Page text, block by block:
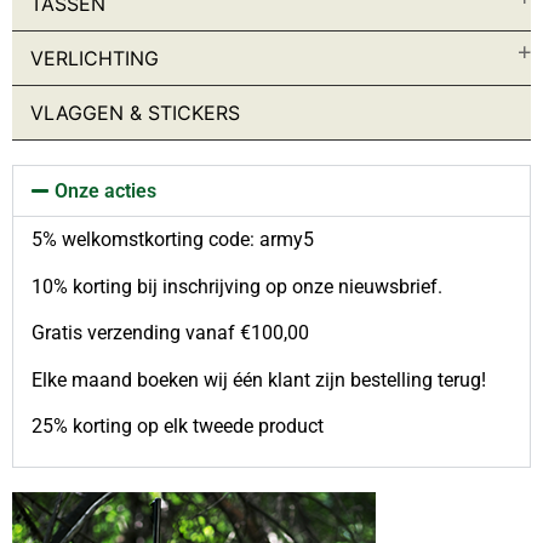
Baseball petten
Bivak
Brillen
Bush Hoed
Handschoenen
Helmen
Kinderen
Kleding accessoires
Mutsen
Veldpet & Baret
Bescherming
Tactical Vesten
Kleding accessoires
Ondergoed
Onderhoud
VERLICHTING
VLAGGEN & STICKERS
Onze acties
5% welkomstkorting code: army5
10% korting bij inschrijving op onze nieuwsbrief.
Gratis verzending vanaf €100,00
Elke maand boeken wij één klant zijn bestelling terug!
25% korting op elk tweede product